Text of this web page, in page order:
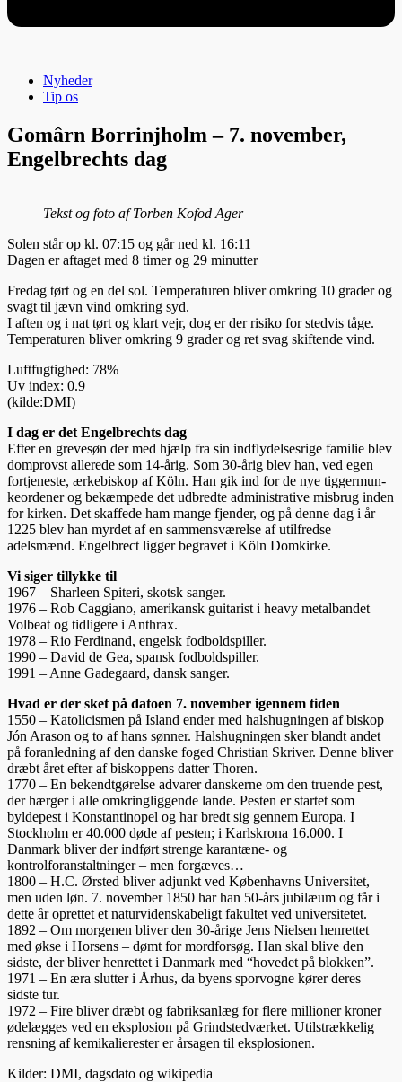
Nyheder
Tip os
Gomârn Borrinjholm – 7. november,
Engelbrechts dag
Tekst og foto af Torben Kofod Ager
Solen står op kl. 07:15 og går ned kl. 16:11
Dagen er aftaget med 8 timer og 29 minutter
Fredag tørt og en del sol. Temperaturen bliver omkring 10 grader og
svagt til jævn vind omkring syd.
I aften og i nat tørt og klart vejr, dog er der risiko for stedvis tåge.
Temperaturen bliver omkring 9 grader og ret svag skiftende vind.
Luftfugtighed: 78%
Uv index: 0.9
(kilde:DMI)
I dag er det Engelbrechts dag
Efter en grevesøn der med hjælp fra sin indflydelsesrige familie blev
domprovst alle­rede som 14-årig. Som 30-årig blev han, ved egen
fortjeneste, ærkebiskop af Köln. Han gik ind for de nye tigger­mun­
ke­or­de­ner og bekæm­pede det udbredte administrative misbrug inden
for kirken. Det skaffede ham mange fjender, og på denne dag i år
1225 blev han myrdet af en sammensværelse af utilfredse
adelsmænd. Engelbrect ligger begravet i Köln Domkirke.
Vi siger tillykke til
1967 – Sharleen Spiteri, skotsk sanger.
1976 – Rob Caggiano, amerikansk guitarist i heavy metalbandet
Volbeat og tidligere i Anthrax.
1978 – Rio Ferdinand, engelsk fodboldspiller.
1990 – David de Gea, spansk fodboldspiller.
1991 – Anne Gadegaard, dansk sanger.
Hvad er der sket på datoen 7. november igennem tiden
1550 – Katolicismen på Island ender med halshugningen af biskop
Jón Arason og to af hans sønner. Halshugningen sker blandt andet
på foranledning af den danske foged Christian Skriver. Denne bliver
dræbt året efter af biskoppens datter Thoren.
1770 – En bekendtgørelse advarer danskerne om den truende pest,
der hærger i alle omkringliggende lande. Pesten er startet som
byldepest i Konstantinopel og har bredt sig gennem Europa. I
Stockholm er 40.000 døde af pesten; i Karlskrona 16.000. I
Danmark bliver der indført strenge karantæne- og
kontrolforanstaltninger – men forgæves…
1800 – H.C. Ørsted bliver adjunkt ved Københavns Universitet,
men uden løn. 7. november 1850 har han 50-års jubilæum og får i
dette år oprettet et naturvidenskabeligt fakultet ved universitetet.
1892 – Om morgenen bliver den 30-årige Jens Nielsen henrettet
med økse i Horsens – dømt for mordforsøg. Han skal blive den
sidste, der bliver henrettet i Danmark med “hovedet på blokken”.
1971 – En æra slutter i Århus, da byens sporvogne kører deres
sidste tur.
1972 – Fire bliver dræbt og fabriksanlæg for flere millioner kroner
ødelægges ved en eksplosion på Grindstedværket. Utilstrækkelig
rensning af kemikalierester er årsagen til eksplosionen.
Kilder: DMI, dagsdato og wikipedia